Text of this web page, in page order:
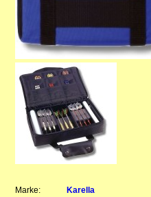
Marke:
Karella